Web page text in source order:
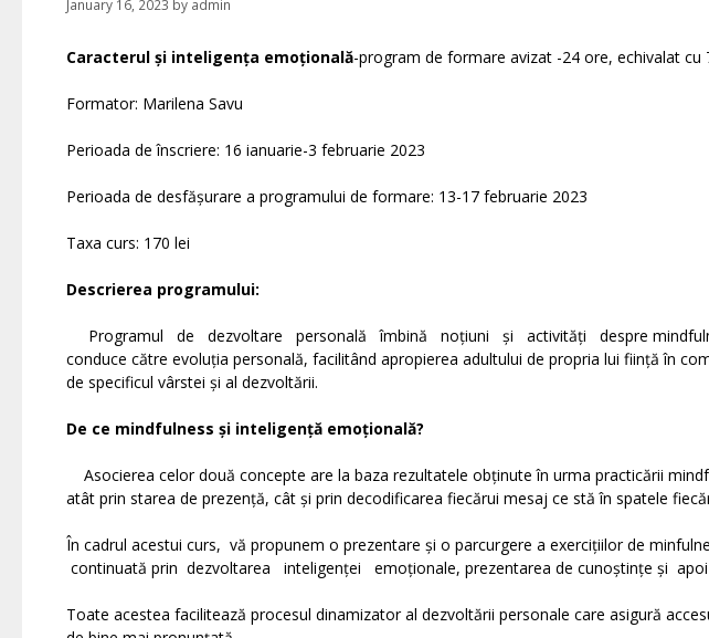
January 16, 2023 by admin
Caracterul și inteligența emoțională-program de formare avizat -24 ore, echivalat
Formator: Marilena Savu
Perioada de înscriere: 16 ianuarie-3 februarie 2023
Perioada de desfășurare a programului de formare: 13-17 februarie 2023
Taxa curs: 170 lei
Descrierea programului:
Programul de dezvoltare personală îmbină noțiuni și activități despre
conduce către evoluția personală, facilitând apropierea adultului de propria lui ființă în
de specificul vârstei și al dezvoltării.
De ce mindfulness și inteligență emoțională?
Asocierea celor două concepte are la baza rezultatele obținute în urma practicării
atât prin starea de prezență, cât și prin decodificarea fiecărui mesaj ce stă în spatele
În cadrul acestui curs, vă propunem o prezentare și o parcurgere a exercițiilor de
continuată prin dezvoltarea inteligenței emoționale, prezentarea de cunoștințe și apoi
Toate acestea facilitează procesul dinamizator al dezvoltării personale care asigură